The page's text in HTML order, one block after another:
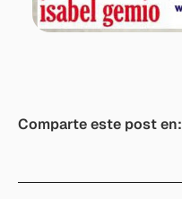
Comparte este post en: